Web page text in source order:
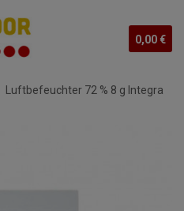
0,00 €
Luftbefeuchter 72 % 8 g Integra